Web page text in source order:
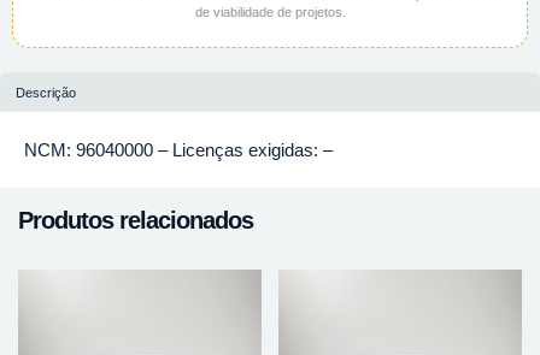
de viabilidade de projetos.
Descrição
NCM: 96040000 – Licenças exigidas: –
Produtos relacionados